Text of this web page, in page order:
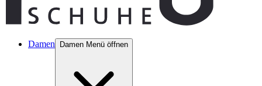
Damen Damen Menü öffnen